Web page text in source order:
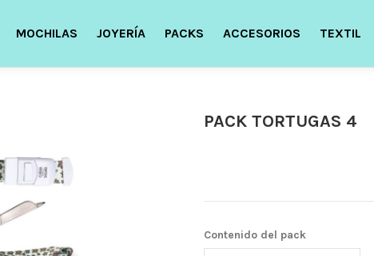
MOCHILAS JOYERÍA PACKS ACCESORIOS TEXTIL
PACK TORTUGAS 4
Contenido del pack